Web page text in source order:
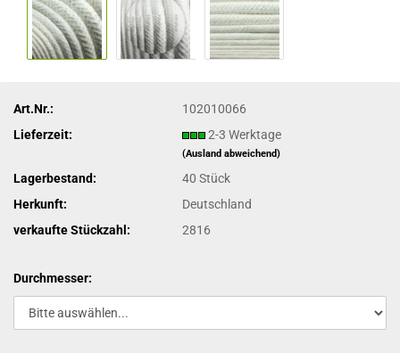
Art.Nr.:
102010066
Lieferzeit:
2-3 Werktage
(Ausland abweichend)
Lagerbestand: 40Stück
Herkunft:
Deutschland
verkaufte Stückzahl:
2816
Durchmesser: